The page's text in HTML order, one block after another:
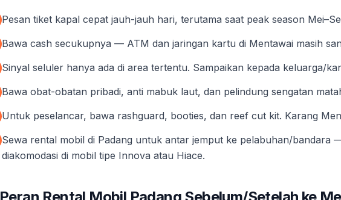
Pesan tiket kapal cepat jauh-jauh hari, terutama saat peak season
Bawa cash secukupnya — ATM dan jaringan kartu di Mentawai masih
Sinyal seluler hanya ada di area tertentu. Sampaikan kepada keluarga/
Bawa obat-obatan pribadi, anti mabuk laut, dan pelindung sengatan
Untuk peselancar, bawa rashguard, booties, dan reef cut kit. Karang
Sewa rental mobil di Padang untuk antar jemput ke pelabuhan/bandara
diakomodasi di mobil tipe Innova atau Hiace.